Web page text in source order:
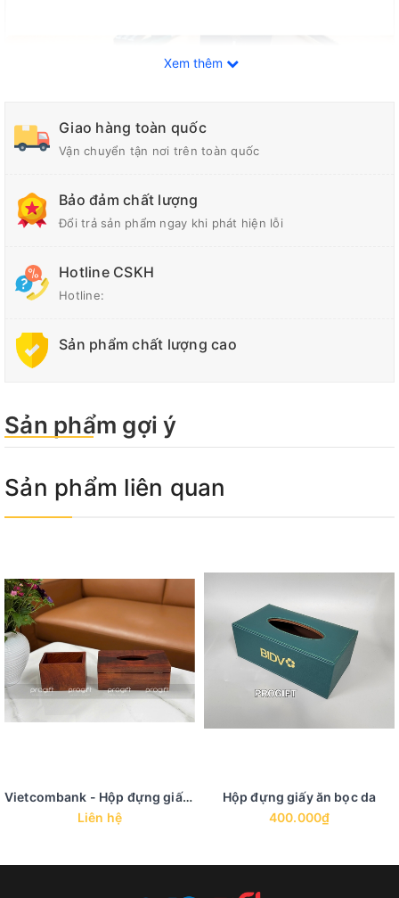
Xem thêm
Giao hàng toàn quốc
Vận chuyển tận nơi trên toàn quốc
Bảo đảm chất lượng
Đổi trả sản phẩm ngay khi phát hiện lỗi
Hotline CSKH
Hotline:
Sản phẩm chất lượng cao
Sản phẩm gợi ý
Sản phẩm liên quan
Vietcombank - Hộp đựng giấy ăn gỗ hương gắn mác đồng
Liên hệ
Hộp đựng giấy ăn bọc da
400.000₫